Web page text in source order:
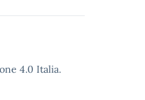
4.0 Italia.